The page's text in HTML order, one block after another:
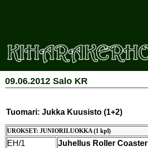
09.06.2012 Salo KR
Tuomari: Jukka Kuusisto (1+2)
UROKSET: JUNIORILUOKKA (1 kpl)
EH/1
Juhellus Roller Coaster